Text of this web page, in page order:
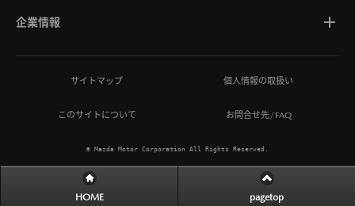
企業情報
マツダについて
ひとを想う価値創造
サステナビリティ
サイトマップ 個人情報の取扱い
このサイトについて お問合せ先/FAQ
© Mazda Motor Corporation All Rights Reserved.
HOME pagetop